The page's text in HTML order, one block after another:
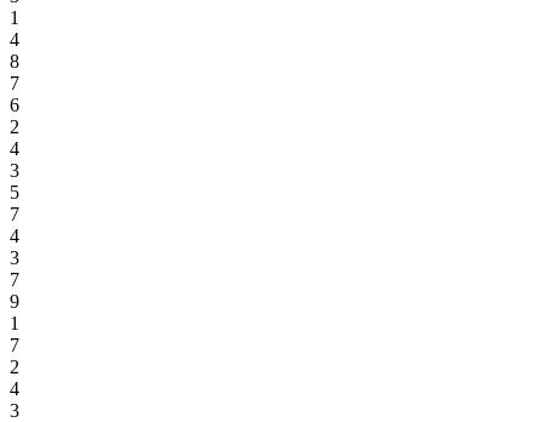
1
4
8
7
6
2
4
3
5
7
4
3
7
9
1
7
2
4
3